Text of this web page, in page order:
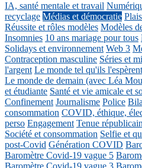
IA, santé mentale et travail
recyclage Médias et démocratie
Réussite et rôles modèles Modèles
Insomnies 10 ans mariage pour tous
Solidays et environnement Web 3
Contraception masculine Séries et
l'argent Le monde tel qu'ils
Le monde de demain (avec Léa
et étudiante Santé et vie amicale et
Confinement Journalisme Police
consommation COVID, éthique,
perso Engagement Tenue
Société et consommation Selfie et
post-Covid Génération COVID
Baromètre Covid-19 vague 5
Baromètre Covid-19 vague 3